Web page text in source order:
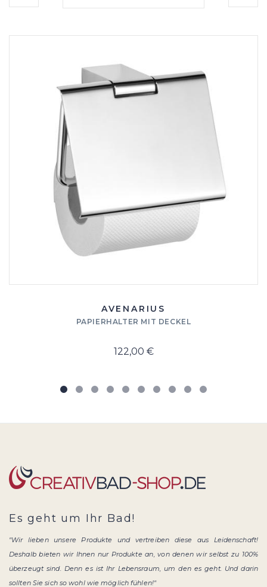
AVENARIUS
PAPIERHALTER MIT DECKEL
122,00 €
Es geht um Ihr Bad!
"Wir lieben unsere Produkte und vertreiben diese aus Leidenschaft!
Deshalb bieten wir Ihnen nur Produkte an, von denen wir selbst zu 100%
überzeugt sind. Denn es ist Ihr Lebensraum, um den es geht. Und darin
sollten Sie sich so wohl wie möglich fühlen!"